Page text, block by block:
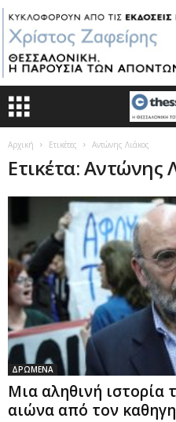
Αρχική Ετικέτες Αντώνης Λιάκος
Ετικέτα: Αντώνης
ΔΡΩΜΕΝΑ
Μια αληθινή ιστορία
αιώνα από τον